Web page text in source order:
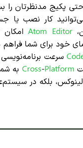
پکیج مدنظرتان را
کار نصب یا
Atom Editor امکان
خود برای شما فراهم
سرعت
Cross-Platform
به
لینوکس، بلکه در